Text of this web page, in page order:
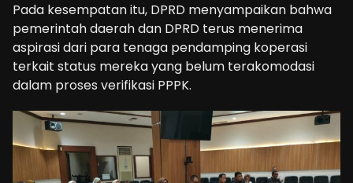
Pada kesempatan itu, DPRD menyampaikan bahwa
pemerintah daerah dan DPRD terus menerima
aspirasi dari para tenaga pendamping koperasi
terkait status mereka yang belum terakomodasi
dalam proses verifikasi PPPK.